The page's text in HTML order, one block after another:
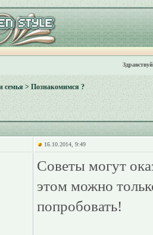
семья>Познакомимся ?
16.10.2014, 9:49
Советы могут
этом можно
попробовать!